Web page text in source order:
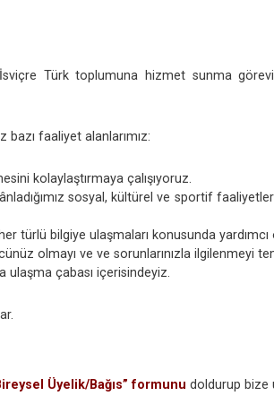
Türk toplumuna hizmet sunma
bazı faaliyet alanlarımız:
kolaylaştırmaya çalışıyoruz.
sosyal, kültürel ve sportif
türlü bilgiye ulaşmaları konusunda
olmayı ve ve sorunlarınızla ilgilenmeyi
ulaşma çabası içerisindeyiz.
Üyelik/Bağıs” formunu doldurup bize